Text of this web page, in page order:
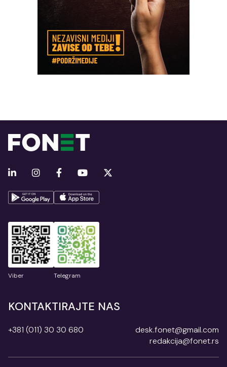
Viber Telegram
KONTAKTIRAJTE NAS
+381 (011) 30 30 680
desk.fonet@gmail.com
redakcija@fonet.rs